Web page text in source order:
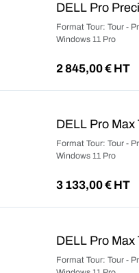
DELL Pro
Format Tour: Tour -
Windows 11 Pro
2 845,00€ HT
DELL Pro Max
Format Tour: Tour -
Windows 11 Pro
3 133,00€ HT
DELL Pro Max
Format Tour: Tour -